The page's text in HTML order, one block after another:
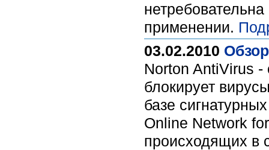
применении.
03.02.2010
Norton AntiVirus
блокирует
базе
Online Network
происходящих в